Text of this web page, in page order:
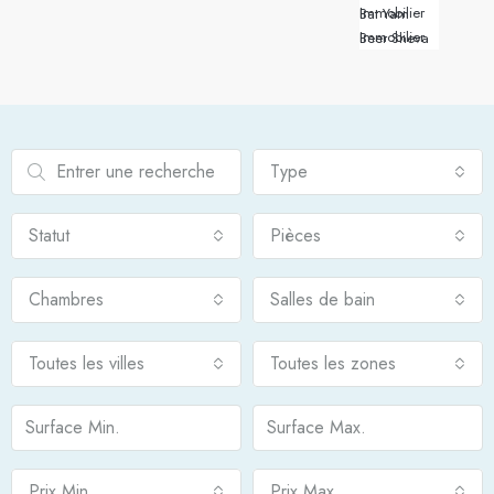
Immobilier Bat Yam
Immobilier Beer Sheva
Type
Statut Pièces
Chambres Salles de bain
Toutes les villes Toutes les zones